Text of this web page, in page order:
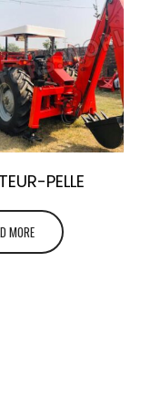
PELLE
MORE